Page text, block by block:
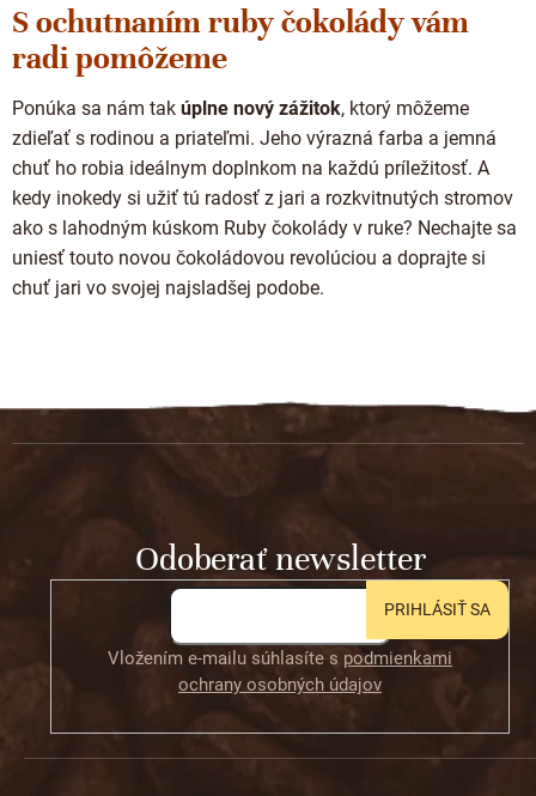
S ochutnaním ruby ​​čokolády vám
radi pomôžeme
Ponúka sa nám tak úplne nový zážitok, ktorý môžeme
zdieľať s rodinou a priateľmi. Jeho výrazná farba a jemná
chuť ho robia ideálnym doplnkom na každú príležitosť. A
kedy inokedy si užiť tú radosť z jari a rozkvitnutých stromov
ako s lahodným kúskom Ruby čokolády v ruke? Nechajte sa
uniesť touto novou čokoládovou revolúciou a doprajte si
chuť jari vo svojej najsladšej podobe.
Z
Odoberať newsletter
Vložením e-mailu súhlasíte s podmienkami
ochrany osobných údajov
PRIHLÁSIŤ SA